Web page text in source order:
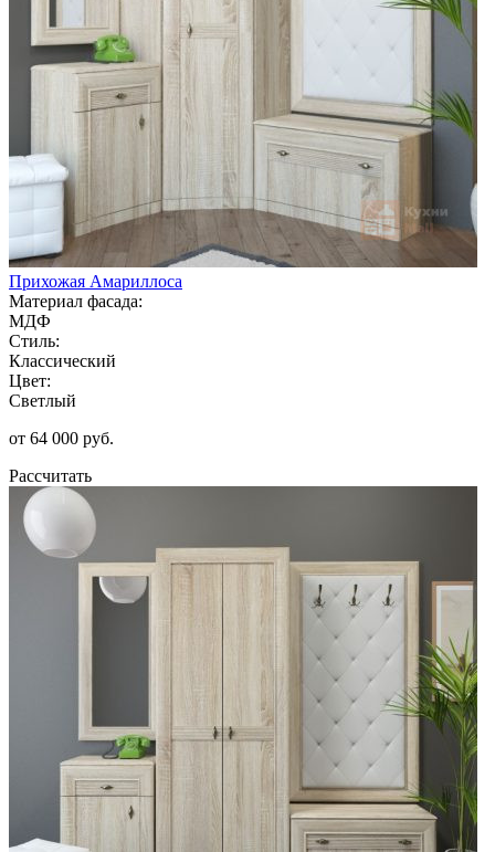
Прихожая Амариллоса
Материал фасада:
МДФ
Стиль:
Классический
Цвет:
Светлый
от 64 000 руб.
Рассчитать